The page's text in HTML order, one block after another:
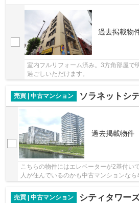
過去掲載物
室内フルリフォーム済み。3方角部屋で
過ごしいただけます。
売買 | 中古マンション ソラネットシ
過去掲載物件
こちらの物件にはエレベーターが2基付い
人が住んでいるのかも中古マンションな
い二重天井です。好評の駅近物件となって
売買 | 中古マンション
シティタワーズ